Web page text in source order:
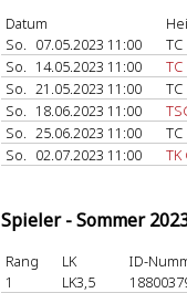
Datum
So. 07.05.2023 11:00
So. 14.05.2023 11:00
So. 21.05.2023 11:00
So. 18.06.2023 11:00
So. 25.06.2023 11:00
So. 02.07.2023 11:00
Spieler - Sommer
Rang LK
ID-
1
LK3,5